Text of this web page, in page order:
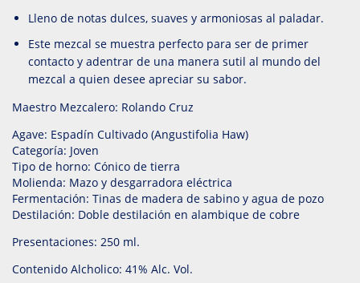
Lleno de notas dulces, suaves y armoniosas al paladar.
Este mezcal se muestra perfecto para ser de primer
contacto y adentrar de una manera sutil al mundo del
mezcal a quien desee apreciar su sabor.
Maestro Mezcalero: Rolando Cruz
Agave: Espadín Cultivado (Angustifolia Haw)
Categoría: Joven
Tipo de horno: Cónico de tierra
Molienda: Mazo y desgarradora eléctrica
Fermentación: Tinas de madera de sabino y agua de pozo
Destilación: Doble destilación en alambique de cobre
Presentaciones: 250 ml.
Contenido Alcholico: 41% Alc. Vol.